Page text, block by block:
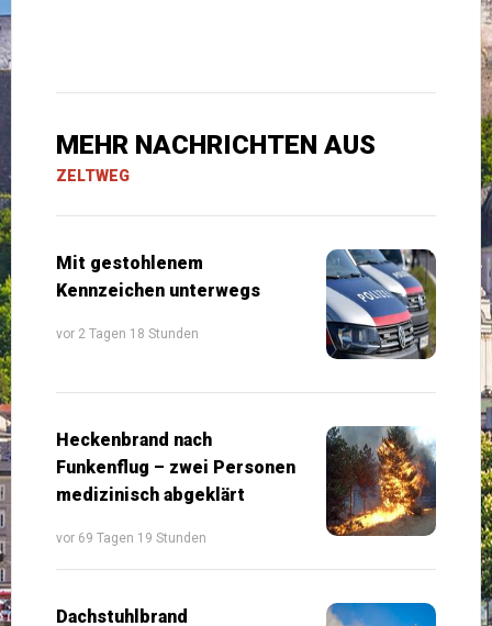
MEHR NACHRICHTEN AUS
ZELTWEG
Mit gestohlenem
Kennzeichen unterwegs
vor 2 Tagen 18 Stunden
Heckenbrand nach
Funkenflug – zwei Personen
medizinisch abgeklärt
vor 69 Tagen 19 Stunden
Dachstuhlbrand